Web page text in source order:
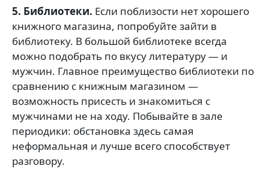
5. Библиотеки. Если поблизости нет хорошего
книжного магазина, попробуйте зайти в
библиотеку. В большой библиотеке всегда
можно подобрать по вкусу литературу — и
мужчин. Главное преимущество библиотеки по
сравнению с книжным магазином —
возможность присесть и знакомиться с
мужчинами не на ходу. Побывайте в зале
периодики: обстановка здесь самая
неформальная и лучше всего способствует
разговору.